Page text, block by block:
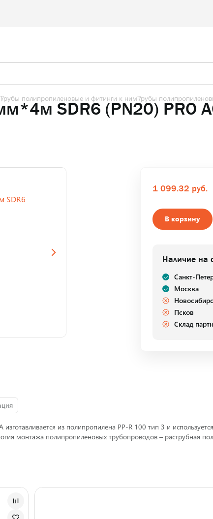
Трубы полипропиленовые и фитинги к нимТрубы
SDR6 (PN20) PRO
из полипропилена PP-R 100 тип 3 и
монтажа полипропиленовых трубопроводов – раструбная
1 099.32 руб.
В корзину
Наличие на
Санкт-
Москва
Псков
Склад